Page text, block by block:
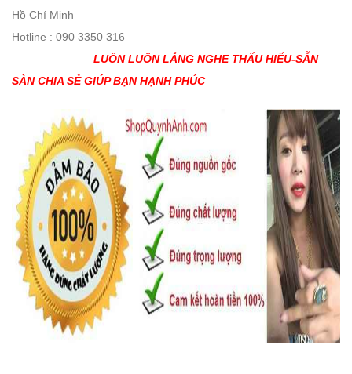
Hồ Chí Minh
Hotline : 090 3350 316
LUÔN LUÔN LẮNG NGHE THẤU HIỂU-SẴN
SÀN CHIA SẺ GIÚP BẠN HẠNH PHÚC